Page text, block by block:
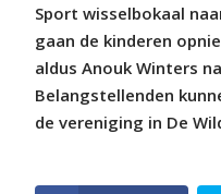
Sport wisselbokaal
gaan de kinderen
aldus Anouk Winters
Belangstellenden
de vereniging in De